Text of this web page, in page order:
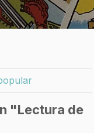
"Lectura de